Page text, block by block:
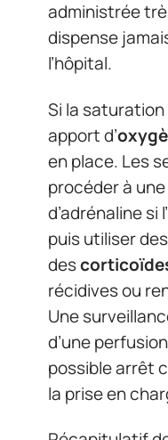
administrée
dispense
l’hôpital.
Si la
apport d’
en place. Les
procéder à
d’adrénaline si
puis utiliser des
des
récidives ou
Une
d’une
possible arrêt
la prise en